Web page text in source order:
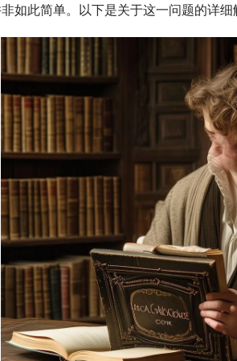
如此简单。以下是关于这一问题的详细